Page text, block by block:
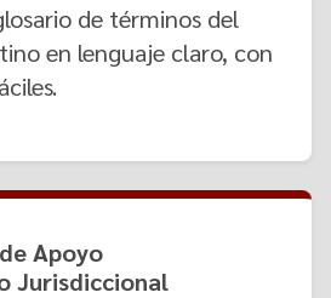
de términos del
en lenguaje claro, con
Apoyo
Jurisdiccional